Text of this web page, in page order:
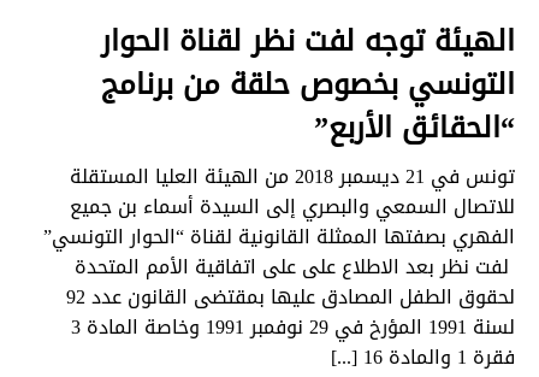
الهيئة توجه لفت نظر لقناة الحوار
التونسي بخصوص حلقة من برنامج
“الحقائق الأربع”
تونس في 21 ديسمبر 2018 من الهيئة العليا المستقلة
للاتصال السمعي والبصري إلى السيدة أسماء بن جميع
الفهري بصفتها الممثلة القانونية لقناة “الحوار التونسي”
لفت نظر بعد الاطلاع على على اتفاقية الأمم المتحدة
لحقوق الطفل المصادق عليها بمقتضى القانون عدد 92
لسنة 1991 المؤرخ في 29 نوفمبر 1991 وخاصة المادة 3
فقرة 1 والمادة 16 [...]